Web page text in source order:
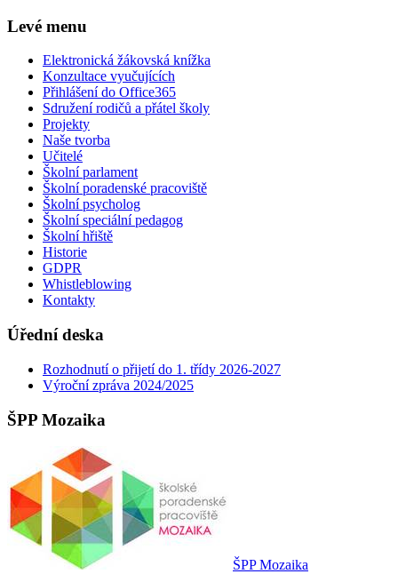
Levé menu
Elektronická žákovská knížka
Konzultace vyučujících
Přihlášení do Office365
Sdružení rodičů a přátel školy
Projekty
Naše tvorba
Učitelé
Školní parlament
Školní poradenské pracoviště
Školní psycholog
Školní speciální pedagog
Školní hřiště
Historie
GDPR
Whistleblowing
Kontakty
Úřední deska
Rozhodnutí o přijetí do 1. třídy 2026-2027
Výroční zpráva 2024/2025
ŠPP Mozaika
ŠPP Mozaika